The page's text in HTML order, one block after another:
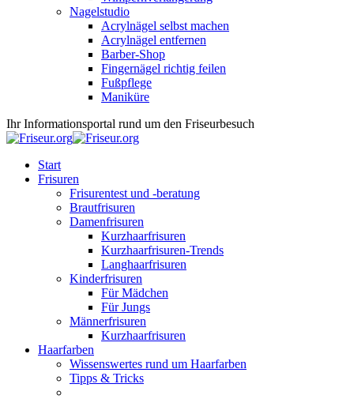
Nagelstudio
Acrylnägel selbst machen
Acrylnägel entfernen
Barber-Shop
Fingernägel richtig feilen
Fußpflege
Maniküre
Ihr Informationsportal rund um den Friseurbesuch
Start
Frisuren
Frisurentest und -beratung
Brautfrisuren
Damenfrisuren
Kurzhaarfrisuren
Kurzhaarfrisuren-Trends
Langhaarfrisuren
Kinderfrisuren
Für Mädchen
Für Jungs
Männerfrisuren
Kurzhaarfrisuren
Haarfarben
Wissenswertes rund um Haarfarben
Tipps & Tricks